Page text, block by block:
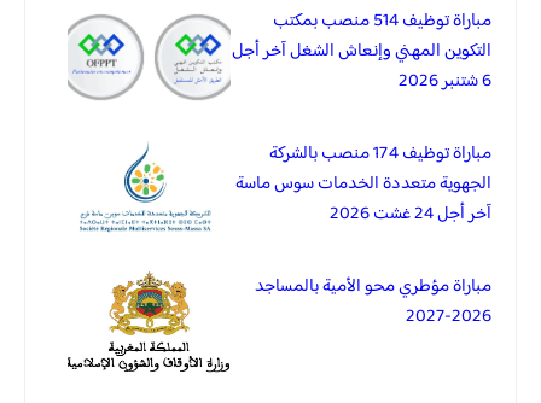
مباراة توظيف 514 منصب بمكتب
التكوين المهني وإنعاش الشغل آخر أجل
6 شتنبر 2026
مباراة توظيف 174 منصب بالشركة
الجهوية متعددة الخدمات سوس ماسة
آخر أجل 24 غشت 2026
مباراة مؤطري محو الأمية بالمساجد
2026-2027